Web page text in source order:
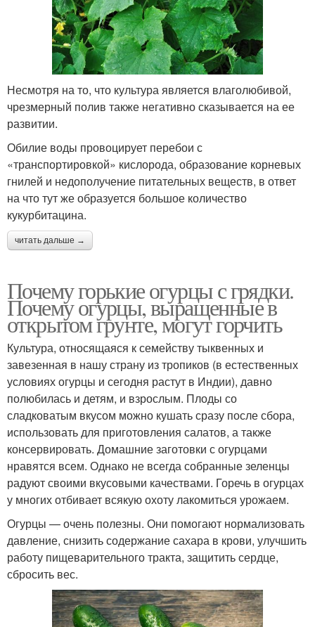
Несмотря на то, что культура является влаголюбивой,
чрезмерный полив также негативно сказывается на ее
развитии.
Обилие воды провоцирует перебои с
«транспортировкой» кислорода, образование корневых
гнилей и недополучение питательных веществ, в ответ
на что тут же образуется большое количество
кукурбитацина.
читать дальше →
Почему горькие огурцы с грядки.
Почему огурцы, выращенные в
открытом грунте, могут горчить
Культура, относящаяся к семейству тыквенных и
завезенная в нашу страну из тропиков (в естественных
условиях огурцы и сегодня растут в Индии), давно
полюбилась и детям, и взрослым. Плоды со
сладковатым вкусом можно кушать сразу после сбора,
использовать для приготовления салатов, а также
консервировать. Домашние заготовки с огурцами
нравятся всем. Однако не всегда собранные зеленцы
радуют своими вкусовыми качествами. Горечь в огурцах
у многих отбивает всякую охоту лакомиться урожаем.
Огурцы — очень полезны. Они помогают нормализовать
давление, снизить содержание сахара в крови, улучшить
работу пищеварительного тракта, защитить сердце,
сбросить вес.